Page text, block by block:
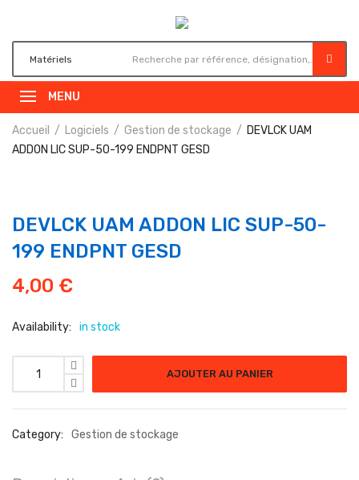
MENU
Accueil Logiciels Gestion de stockage
DEVLCK UAM
ADDON LIC SUP-50-199 ENDPNT GESD
DEVLCK UAM ADDON LIC SUP-50-
199 ENDPNT GESD
4,00 €
Availability: in stock
AJOUTER AU PANIER
Category: Gestion de stockage